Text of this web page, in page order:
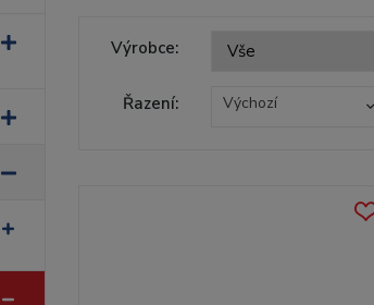
Výrobce:
Řazení: Výchozí